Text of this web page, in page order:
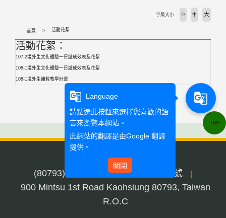
相關法規 Laws
外國學生專班 International Programs
學校首頁 WZU homepage
國合處首頁 OICC homepage
國際交流組 International Exchange Affairs
首頁 活動花絮
字級大小 小 中 大
活動花絮：
107-2境外生文化體驗一日遊成效表及花絮
108-1境外生文化體驗一日遊成效表及花絮
108-1境外生補救教學計畫
(80793) 高雄市三民區民族一路900號 |
900 Mintsu 1st Road Kaohsiung 80793, Taiwan
R.O.C
TOP
g_translate
Language
請點選此按鈕來選擇您喜歡的語
言來瀏覽本網站。
此網站的翻譯是由Google 翻譯
提供。
關閉
g_translate